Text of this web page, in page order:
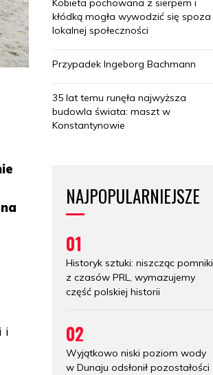
i
kłódką mogła wywodzić się spoza
lokalnej społeczności
Przypadek Ingeborg Bachmann
35 lat temu runęła najwyższa
budowla świata: maszt w
Konstantynowie
NAJPOPULARNIEJSZE
01
Historyk sztuki: niszcząc pomniki
z czasów PRL, wymazujemy
część polskiej historii
02
Wyjątkowo niski poziom wody
w Dunaju odsłonił pozostałości